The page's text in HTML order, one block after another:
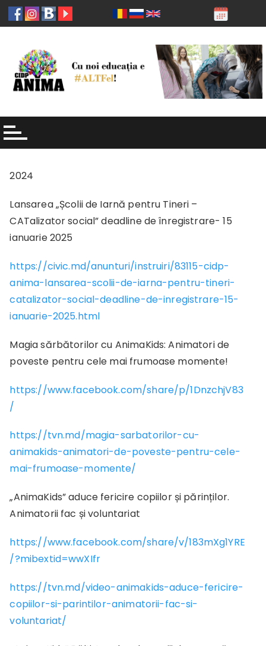
2024
Lansarea „Școlii de Iarnă pentru Tineri –
CATalizator social” deadline de înregistrare- 15
ianuarie 2025
https://civic.md/anunturi/instruiri/83115-cidp-
anima-lansarea-scolii-de-iarna-pentru-tineri-
catalizator-social-deadline-de-inregistrare-15-
ianuarie-2025.html
Magia sărbătorilor cu AnimaKids: Animatori de
poveste pentru cele mai frumoase momente!
https://www.facebook.com/share/p/1DnzchjV83
/
https://tvn.md/magia-sarbatorilor-cu-
animakids-animatori-de-poveste-pentru-cele-
mai-frumoase-momente/
„AnimaKids” aduce fericire copiilor și părinților.
Animatorii fac și voluntariat
https://www.facebook.com/share/v/183mXg1YRE
/?mibextid=wwXIfr
https://tvn.md/video-animakids-aduce-fericire-
copiilor-si-parintilor-animatorii-fac-si-
voluntariat/